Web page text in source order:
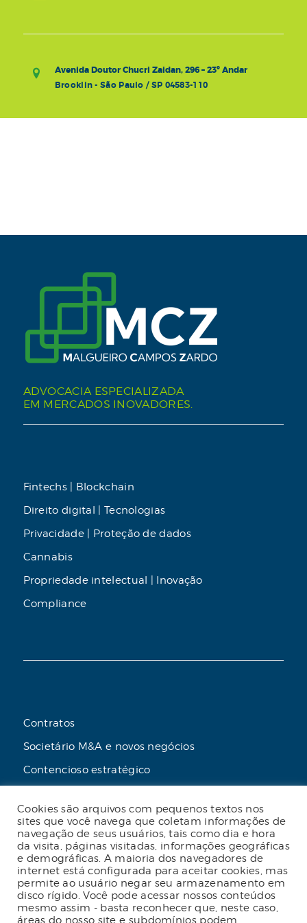
Avenida Doutor Chucri Zaidan, 296 – 23º Andar
Brooklin - São Paulo / SP 04583-110
ADVOCACIA ESPECIALIZADA
EM MERCADOS INOVADORES.
Fintechs | Blockchain
Direito digital | Tecnologias
Privacidade | Proteção de dados
Cannabis
Propriedade intelectual | Inovação
Compliance
Contratos
Societário M&A e novos negócios
Contencioso estratégico
Advogado online
Planos de assessoria mensal
2023 Malgueiro Campos Zardo Advocacia |
Termos e condições de uso do site|Política
Cookies são arquivos com pequenos textos nos
sites que você navega que coletam informações de
navegação de seus usuários, tais como dia e hora
da visita, páginas visitadas, informações geográficas
e demográficas. A maioria dos navegadores de
internet está configurada para aceitar cookies, mas
permite ao usuário negar seu armazenamento em
disco rígido. Você pode acessar nossos conteúdos
mesmo assim - basta reconhecer que, neste caso,
áreas do nosso site e subdomínios podem